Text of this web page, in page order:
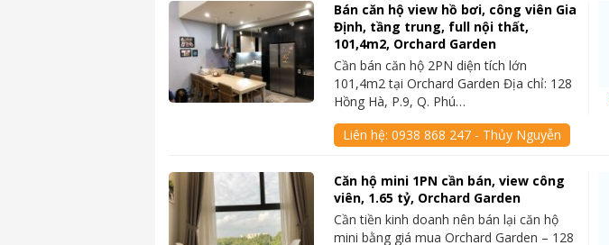
Bán căn hộ view hồ bơi, công viên Gia
Định, tầng trung, full nội thất,
101,4m2, Orchard Garden
Cần bán căn hộ 2PN diện tích lớn
101,4m2 tại Orchard Garden Địa chỉ: 128
Hồng Hà, P.9, Q. Phú…
Liên hệ:0938 868 247 - Thủy Nguyễn
Căn hộ mini 1PN cần bán, view công
viên, 1.65 tỷ, Orchard Garden
Cần tiền kinh doanh nên bán lại căn hộ
mini bằng giá mua Orchard Garden – 128